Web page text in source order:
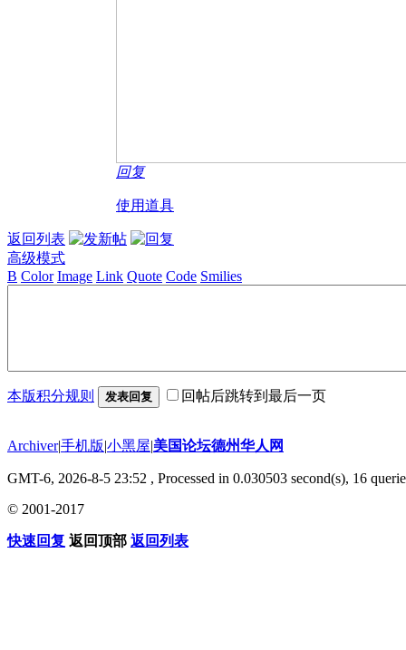
回复
使用道具
返回列表
高级模式
B Color Image Link Quote Code Smilies
本版积分规则 发表回复 回帖后跳转到最后一页
Archiver|手机版|小黑屋|美国论坛德州华人网
GMT-6, 2026-8-5 23:52 , Processed in 0.030503 second(s), 16
© 2001-2017
快速回复 返回顶部 返回列表